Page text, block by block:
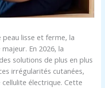
peau lisse et ferme, la
En 2026, la
solutions de plus en plus
irrégularités cutanées,
électrique. Cette